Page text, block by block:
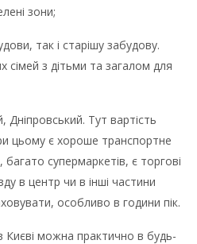
зони;
так і старішу забудову.
сімей з дітьми та загалом для
Дніпровський. Тут вартість
цьому є хороше транспортне
супермаркетів, є торгові
в центр чи в інші частини
особливо в години пік.
Києві можна практично в будь-